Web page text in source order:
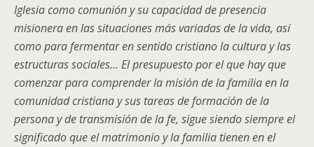
Iglesia como comunión y su capacidad de presencia
misionera en las situaciones más variadas de la vida, así
como para fermentar en sentido cristiano la cultura y las
estructuras sociales… El presupuesto por el que hay que
comenzar para comprender la misión de la familia en la
comunidad cristiana y sus tareas de formación de la
persona y de transmisión de la fe, sigue siendo siempre el
significado que el matrimonio y la familia tienen en el